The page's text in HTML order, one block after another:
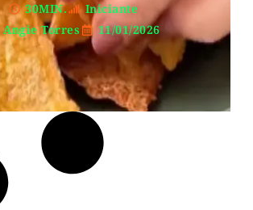
30MIN.
Iniciante
Angie Torres
11/01/2026